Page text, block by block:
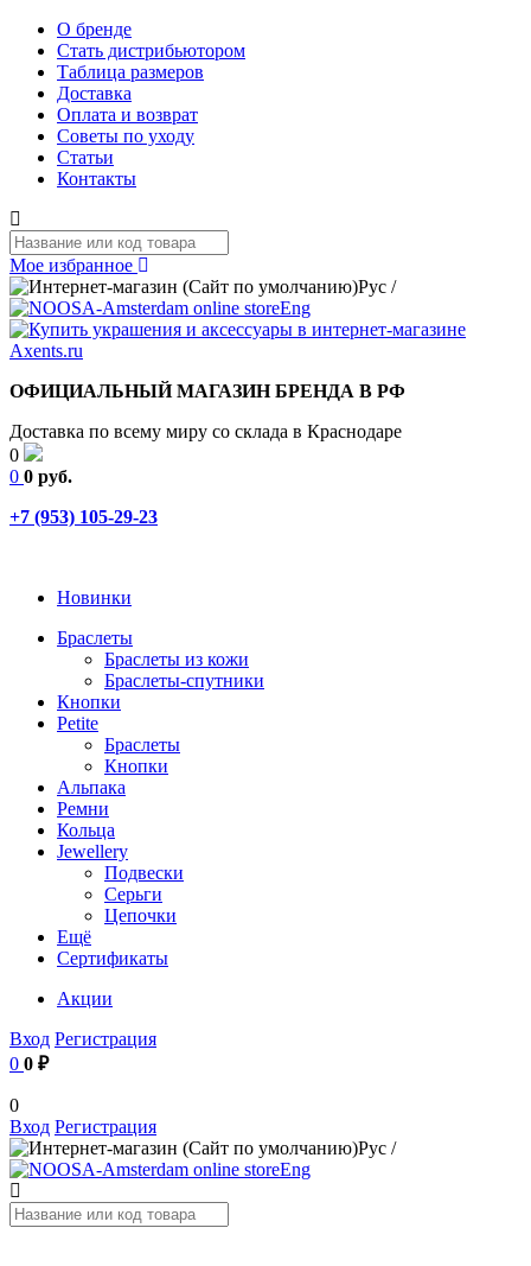
О бренде
Стать дистрибьютором
Таблица размеров
Доставка
Оплата и возврат
Советы по уходу
Статьи
Контакты
Мое избранное
Рус /
Eng
ОФИЦИАЛЬНЫЙ МАГАЗИН БРЕНДА В РФ
Доставка по всему миру со склада в Краснодаре
0
0 0 руб.
+7 (953) 105-29-23
Новинки
Браслеты
Браслеты из кожи
Браслеты-спутники
Кнопки
Petite
Браслеты
Кнопки
Альпака
Ремни
Кольца
Jewellery
Подвески
Серьги
Цепочки
Ещё
Сертификаты
Акции
Вход Регистрация
0 0 ₽
0
Вход Регистрация
Рус /
Eng